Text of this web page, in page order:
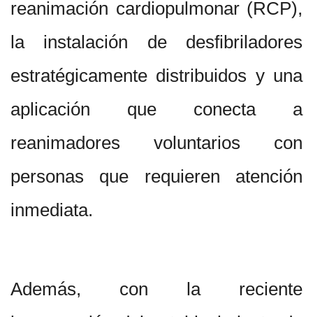
reanimación cardiopulmonar (RCP),
la instalación de desfibriladores
estratégicamente distribuidos y una
aplicación que conecta a
reanimadores voluntarios con
personas que requieren atención
inmediata.
Además, con la reciente